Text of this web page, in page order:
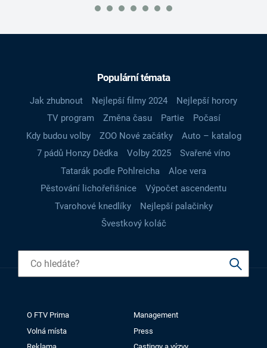
Populární témata
Jak zhubnout Nejlepší filmy 2024
Nejlepší horory
TV program
Změna času Partie
Počasí
Kdy budou volby
ZOO Nové začátky
Auto – katalog
7 pádů Honzy Dědka
Volby 2025
Svařené víno
Tatarák podle Pohlreicha
Aloe vera
Pěstování lichořeřišnice
Výpočet ascendentu
Tvarohové knedlíky
Nejlepší palačinky
Švestkový koláč
O FTV Prima
Management
Volná místa
Press